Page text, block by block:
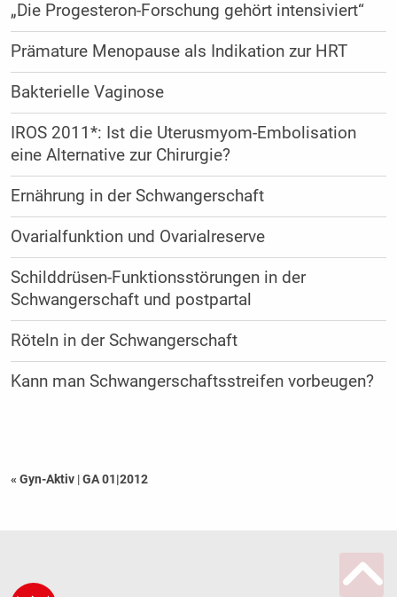
„Die Progesteron-Forschung gehört intensiviert“
Prämature Menopause als Indikation zur HRT
Bakterielle Vaginose
IROS 2011*: Ist die Uterusmyom-Embolisation
eine Alternative zur Chirurgie?
Ernährung in der Schwangerschaft
Ovarialfunktion und Ovarialreserve
Schilddrüsen-Funktionsstörungen in der
Schwangerschaft und postpartal
Röteln in der Schwangerschaft
Kann man Schwangerschaftsstreifen vorbeugen?
« Gyn-Aktiv |GA 01|2012